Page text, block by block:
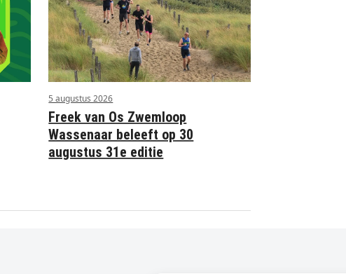
5 augustus 2026
Freek van Os Zwemloop
Wassenaar beleeft op 30
augustus 31e editie